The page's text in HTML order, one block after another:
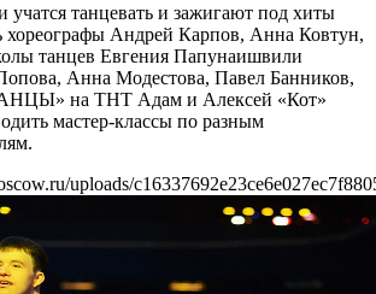
учатся танцевать и зажигают под хиты
хореографы Андрей Карпов, Анна Ковтун,
танцев Евгения Папунаишвили
Анна Модестова, Павел Банников,
на ТНТ Адам и Алексей «Кот»
мастер-классы по разным
uploads/